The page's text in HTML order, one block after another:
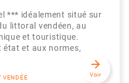
*** idéalement situé sur
littoral vendéen, au
et touristique.
état et aux normes,
VENDÉE
arrow_forward
Voir